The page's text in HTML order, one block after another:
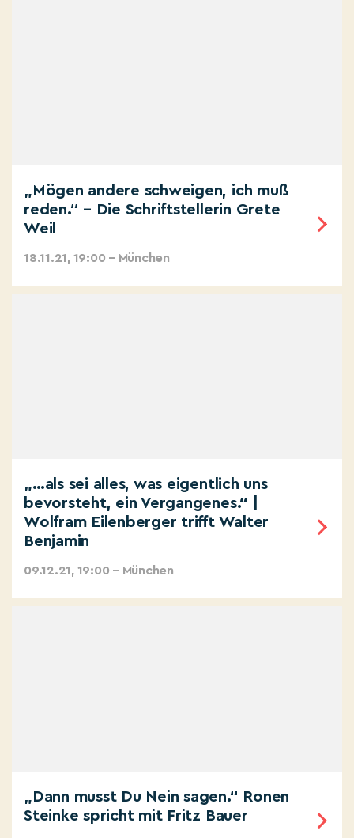
„Mögen andere schweigen, ich muß
reden.“ – Die Schriftstellerin Grete
Weil
18.11.21, 19:00 – München
„…als sei alles, was eigentlich uns
bevorsteht, ein Vergangenes.“ |
Wolfram Eilenberger trifft Walter
Benjamin
09.12.21, 19:00 – München
„Dann musst Du Nein sagen.“ Ronen
Steinke spricht mit Fritz Bauer